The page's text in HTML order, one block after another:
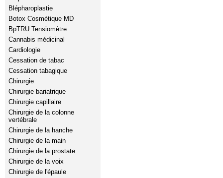
Blépharoplastie
Botox Cosmétique MD
BpTRU Tensiomètre
Cannabis médicinal
Cardiologie
Cessation de tabac
Cessation tabagique
Chirurgie
Chirurgie bariatrique
Chirurgie capillaire
Chirurgie de la colonne
vertébrale
Chirurgie de la hanche
Chirurgie de la main
Chirurgie de la prostate
Chirurgie de la voix
Chirurgie de l'épaule